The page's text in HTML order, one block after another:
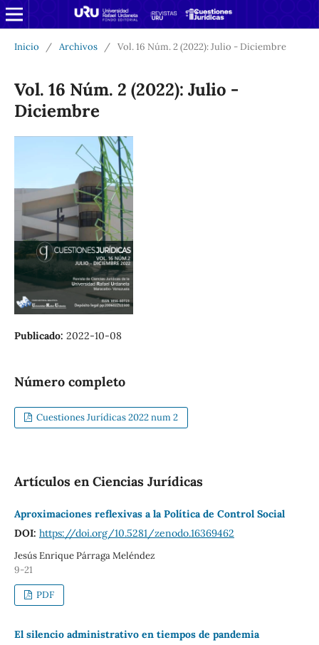
Inicio / Archivos / Vol. 16 Núm. 2 (2022): Julio - Diciembre
Vol. 16 Núm. 2 (2022): Julio -
Diciembre
Publicado: 2022-10-08
Número completo
Cuestiones Jurídicas 2022 num 2
Artículos en Ciencias Jurídicas
Aproximaciones reflexivas a la Política de Control Social
DOI: https://doi.org/10.5281/zenodo.16369462
Jesús Enrique Párraga Meléndez
9-21
PDF
El silencio administrativo en tiempos de pandemia